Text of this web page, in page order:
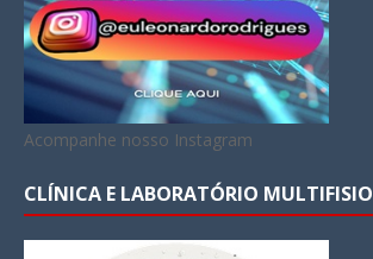
Acompanhe nosso Instagram
CLÍNICA E LABORATÓRIO MULTIFISIO